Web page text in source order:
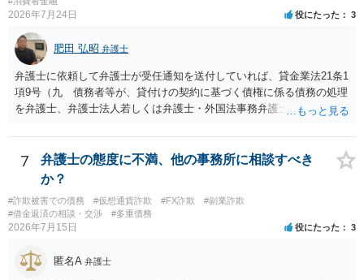
2026年7月24日 役にたった 3
肥田 弘昭 弁護士
弁護士に依頼して弁護士が受任通知を送付していれば、貸金業法21条1
項9号（九 債務者等が、貸付けの契約に基づく債権に係る債務の処理
を弁護士、弁護士法人若しくは弁護士・外国法事務弁護士共同法人若
等」という。）に委託し、又はその処理のため必要な裁判所における
民事事件に関する手続をとり、弁護士等又は裁判所から書面によりそ
の旨の通知があつた場合において、正当な理由がないのに、債務者等
に対し、電話をかけ、電報を送達し、若しくはファクシミリ装置を用
いて送信し、又は訪問する方法により、当該債務を弁済することを要
求し、これに対し債務者等から直接要求しないよう求められたにもか
と。）に違反しています。監督官庁に行政処分を求める、裁判所に仮
処分申請、不退去罪が成立すれば警察に通報などの対応が考えられま
7
弁護士の態度に不満、他の事務所に相談すべき
か？
#詐欺被害での債務 #仮想通貨詐欺 #FX詐欺
#副業詐欺
#借金返済の相談・交渉
#多重債務
2026年7月15日 役にたった 3
匿名A 弁護士